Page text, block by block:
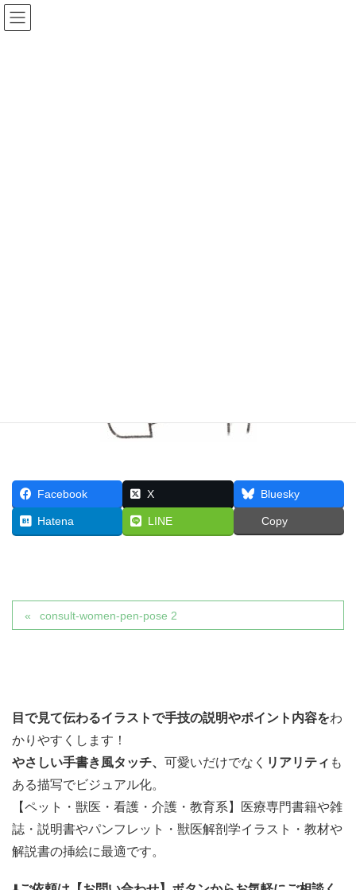
Facebook X Bluesky
Hatena LINE Copy
consult-women-pen-pose 2
目で見て伝わるイラストで手技の説明やポイント内容をわ
かりやすくします！
やさしい手書き風タッチ、 可愛いだけでなく リアリティ も
ある描写でビジュアル化。
【ペット・獣医・看護・介護・教育系】医療専門書籍や雑
誌・説明書やパンフレット・獣医解剖学イラスト・教材や
解説書の挿絵に最適です。